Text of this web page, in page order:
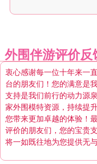
外围伴游评价反
衷心感谢每一位十年来一
台的朋友们！您的满意是
支持是我们前行的动力源
家外围模特资源，持续提
您带来更加卓越的体验！
评价的朋友们，您的宝贵
将一如既往地为您提供无